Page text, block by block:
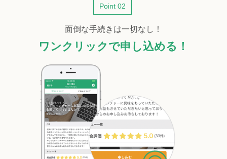
Point 02
面倒な手続きは一切なし！
ワンクリックで申し込める！